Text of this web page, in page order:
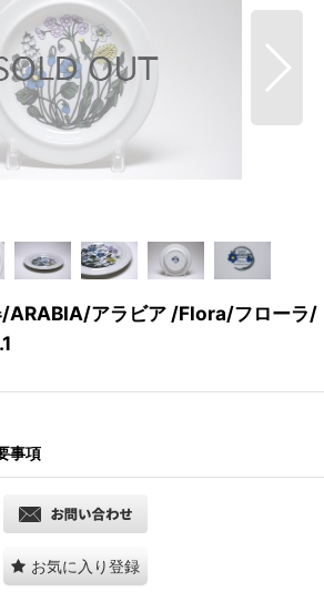
/ARABIA/アラビア /Flora/フローラ/
事項
お気に入り登録